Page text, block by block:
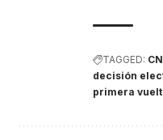
TAGGED:
decisión
primera